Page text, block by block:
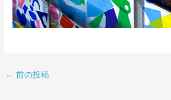
← 前の投稿